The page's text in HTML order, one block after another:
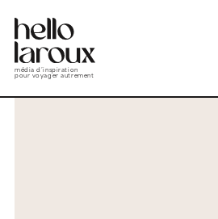
média d’inspiration
pour voyager autrement